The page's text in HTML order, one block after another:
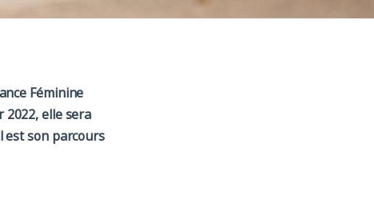
Féminine
2022, elle sera
est son parcours